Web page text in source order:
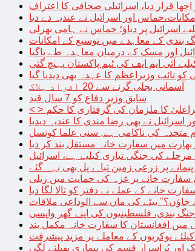
قرار دیا، اسرائیلی صحافی کا اعتراف
اور اسرائیل نے عندیہ دے دیا
اسرائیل پر دباؤ؛ حماس نے ہامی بھرلی
بندی کے معاہدے میں توسیع کے امکانات
اور مسک کے درمیان معاہدہ طے پاگیا
آئی ایم ایف کی ٹیم پاکستان پہنچ گئی
کو نائب وزیراعظم کا عہدہ بھی دیدیا گیا
آسمانی بجلی گرنے سے 20 افراد ہلاک
سابق وزیر دفاع کو 7 سال قید
کا ملزمان کی گرفتاری کا حکم
نے بھی رضا مندی کا عندیہ دیدیا
متحدہ کی ناکامی ہے, سنی علما کونسل
بھارت میں سفارت خانہ مستقل بند کر دیا
کی جنگی تیاری کیلیے ہے، اسرائیل
سفارت خانے پر غزہ کی حمایت میں ریلی
خانے کے عملے نے دفتر کو تالا لگا دیا
بیٹے کی ماں سے الوداعی ملاقات
میں افغانستان کا سفارت خانہ مکمل بند
نوکریوں کے معاملے پر مزید پیشرفت